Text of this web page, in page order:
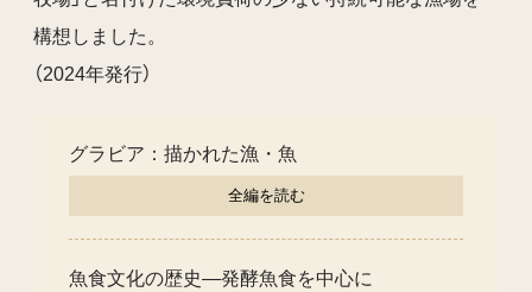
構想しました。
（2024年発行）
グラビア：描かれた漁・魚
全編を読む
魚食文化の歴史―発酵魚食を中心に